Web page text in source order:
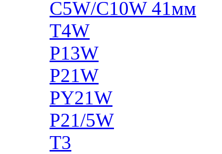
C5W/C10W 41мм
T4W
P13W
P21W
PY21W
P21/5W
T3